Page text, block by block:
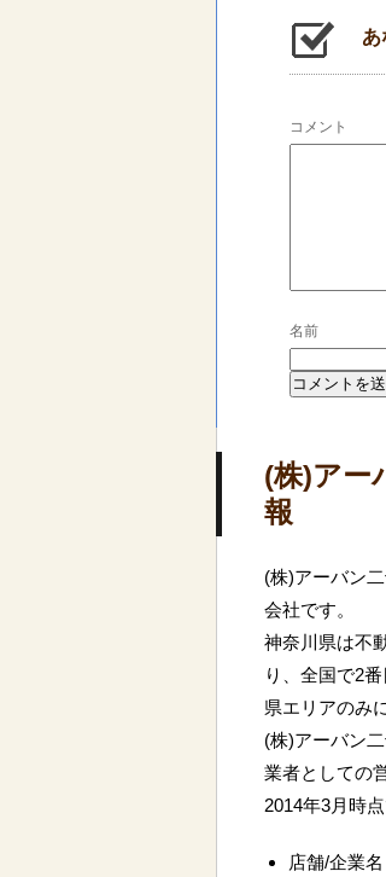
あ
コメント
名前
(株)アー
報
(株)アーバン
会社です。
神奈川県は不
り、全国で2
県エリアのみ
(株)アーバン
業者としての
2014年3月時
店舗/企業